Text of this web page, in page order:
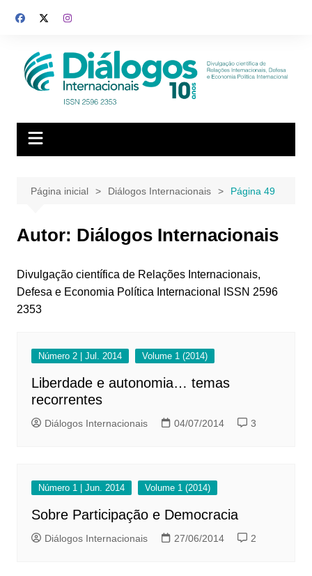
para
conteúdo
Página inicial Diálogos Internacionais Página 49
Autor: Diálogos Internacionais
Divulgação científica de Relações Internacionais,
Defesa e Economia Política Internacional ISSN 2596
2353
Número 2 | Jul. 2014 Volume 1 (2014)
Liberdade e autonomia… temas
recorrentes
Diálogos Internacionais 04/07/2014 3
Número 1 | Jun. 2014 Volume 1 (2014)
Sobre Participação e Democracia
Diálogos Internacionais 27/06/2014 2